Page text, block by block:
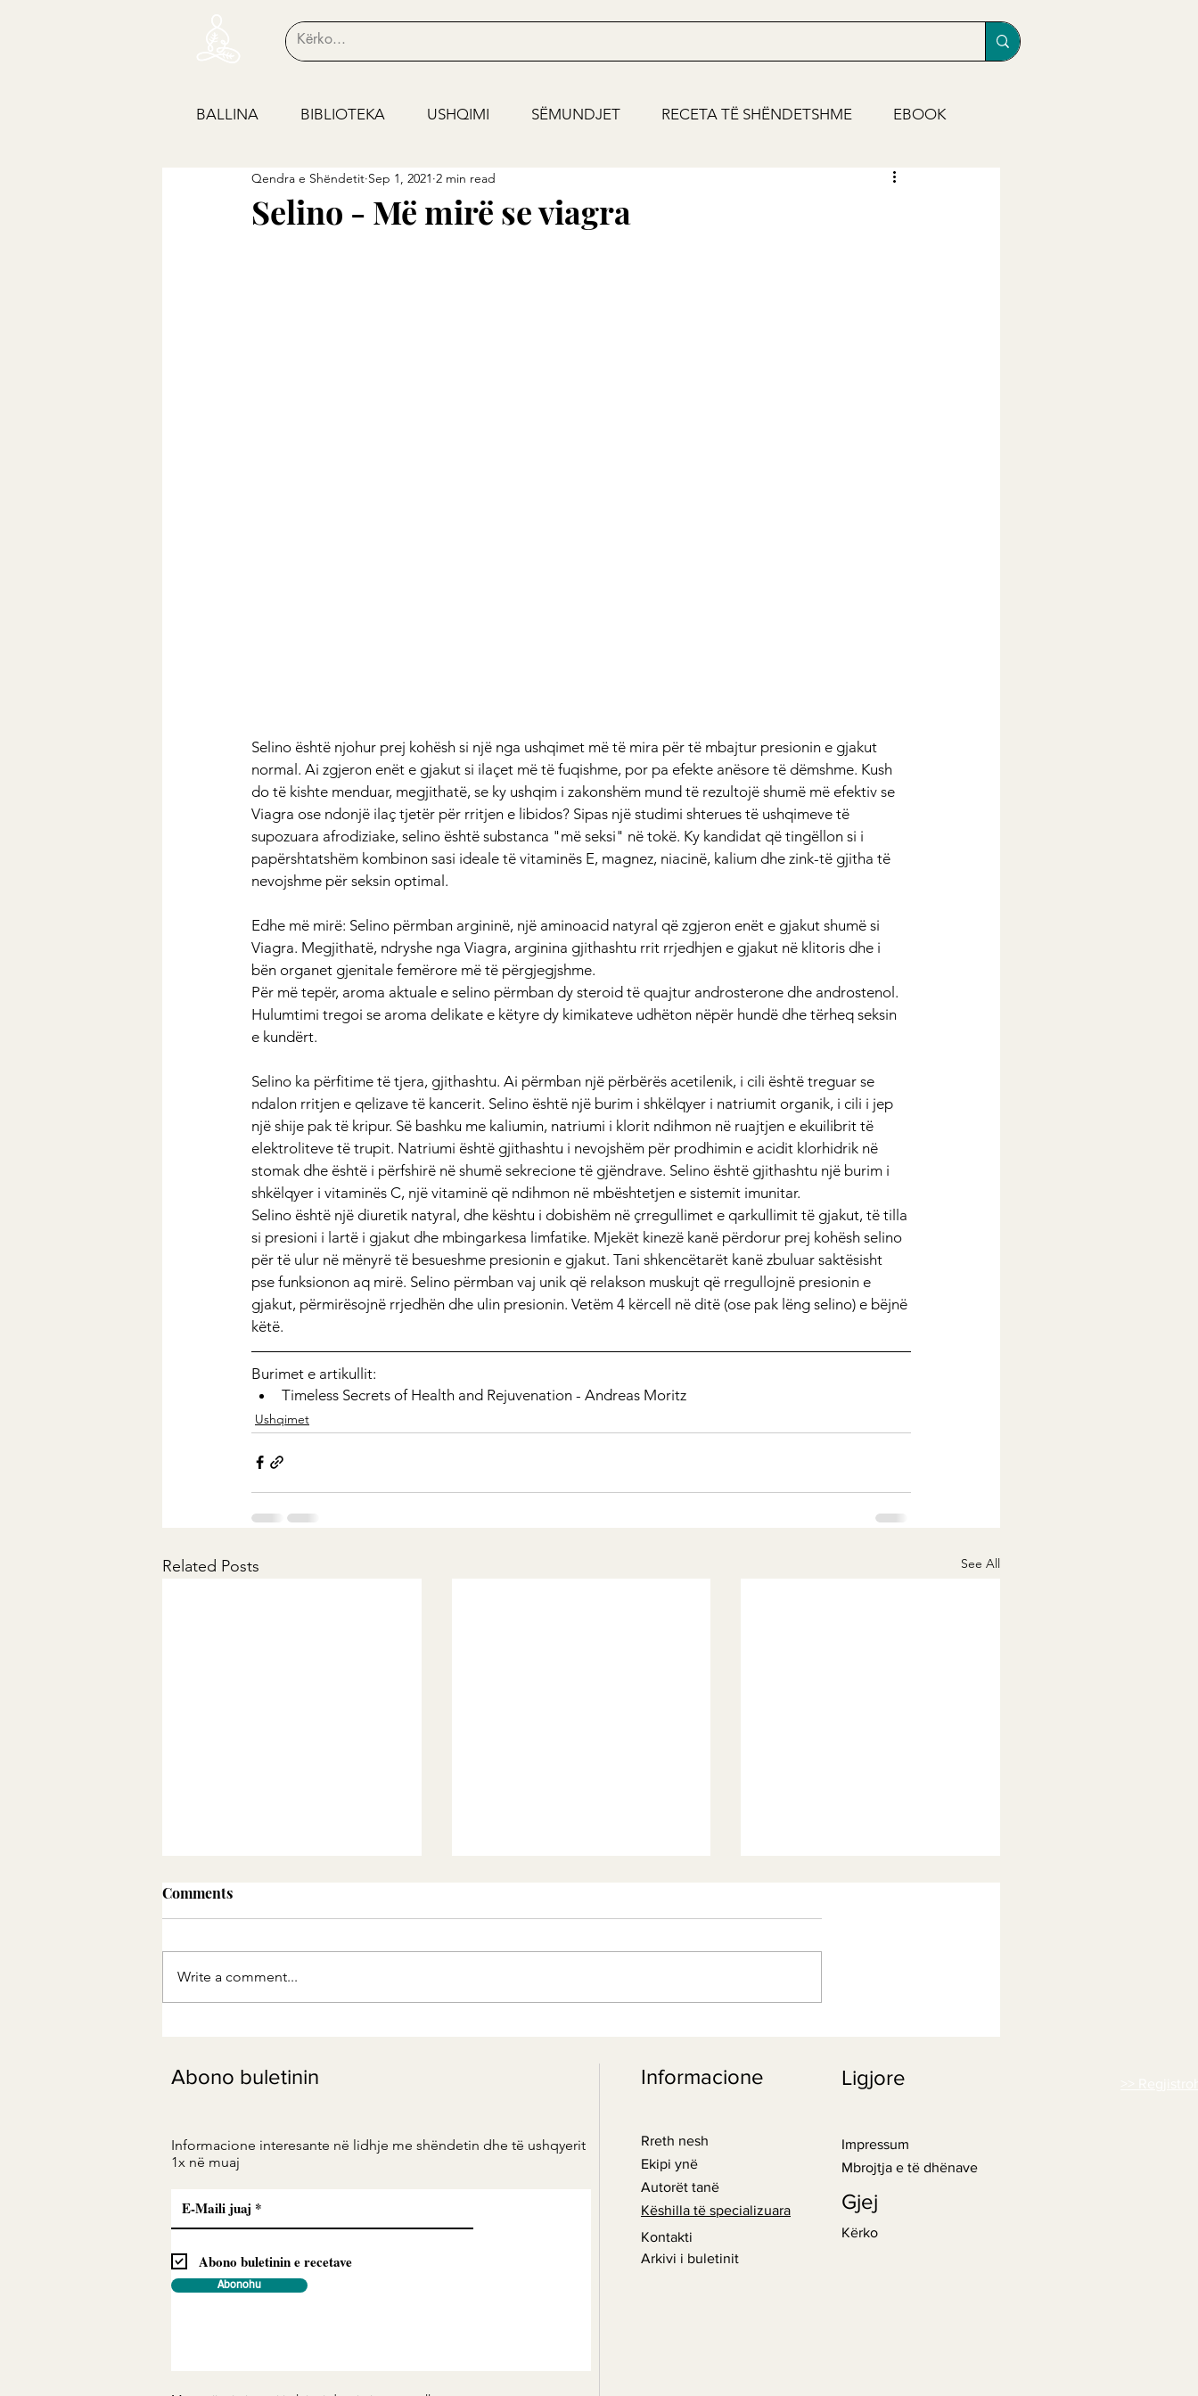
BALLINA BIBLIOTEKA USHQIMI SËMUNDJET RECETA TË SHËNDETSHME EBOOK
Selino - Më mirë se viagra
Qendra e Shëndetit Sep 1, 2021 2 min read
Selino është njohur prej kohësh si një nga ushqimet më të mira për të mbajtur presionin e gjakut
normal. Ai zgjeron enët e gjakut si ilaçet më të fuqishme, por pa efekte anësore të dëmshme. Kush
do të kishte menduar, megjithatë, se ky ushqim i zakonshëm mund të rezultojë shumë më efektiv se
Viagra ose ndonjë ilaç tjetër për rritjen e libidos? Sipas një studimi shterues të ushqimeve të
supozuara afrodiziake, selino është substanca "më seksi" në tokë. Ky kandidat që tingëllon si i
papërshtatshëm kombinon sasi ideale të vitaminës E, magnez, niacinë, kalium dhe zink-të gjitha të
nevojshme për seksin optimal.
Edhe më mirë: Selino përmban argininë, një aminoacid natyral që zgjeron enët e gjakut shumë si
Viagra. Megjithatë, ndryshe nga Viagra, arginina gjithashtu rrit rrjedhjen e gjakut në klitoris dhe i
bën organet gjenitale femërore më të përgjegjshme.
Për më tepër, aroma aktuale e selino përmban dy steroid të quajtur androsterone dhe androstenol.
Hulumtimi tregoi se aroma delikate e këtyre dy kimikateve udhëton nëpër hundë dhe tërheq seksin
e kundërt.
Selino ka përfitime të tjera, gjithashtu. Ai përmban një përbërës acetilenik, i cili është treguar se
ndalon rritjen e qelizave të kancerit. Selino është një burim i shkëlqyer i natriumit organik, i cili i jep
një shije pak të kripur. Së bashku me kaliumin, natriumi i klorit ndihmon në ruajtjen e ekuilibrit të
elektroliteve të trupit. Natriumi është gjithashtu i nevojshëm për prodhimin e acidit klorhidrik në
stomak dhe është i përfshirë në shumë sekrecione të gjëndrave. Selino është gjithashtu një burim i
shkëlqyer i vitaminës C, një vitaminë që ndihmon në mbështetjen e sistemit imunitar.
Selino është një diuretik natyral, dhe kështu i dobishëm në çrregullimet e qarkullimit të gjakut, të tilla
si presioni i lartë i gjakut dhe mbingarkesa limfatike. Mjekët kinezë kanë përdorur prej kohësh selino
për të ulur në mënyrë të besueshme presionin e gjakut. Tani shkencëtarët kanë zbuluar saktësisht
pse funksionon aq mirë. Selino përmban vaj unik që relakson muskujt që rregullojnë presionin e
gjakut, përmirësojnë rrjedhën dhe ulin presionin. Vetëm 4 kërcell në ditë (ose pak lëng selino) e bëjnë
këtë.
Burimet e artikullit:
Timeless Secrets of Health and Rejuvenation - Andreas Moritz
Ushqimet
Related Posts See All
të ndryshme shëndetësore
shëndetësore te kënaqësitë e
Comments
Write a comment...
Abono buletinin
Informacione interesante në lidhje me shëndetin dhe të ushqyerit
1x në muaj
Abono buletinin e recetave
Abonohu
Informacione
Rreth nesh
Ekipi ynë
Autorët tanë
Këshilla të specializuara
Kontakti
Ligjore
Impressum
Mbrojtja e të dhënave
Gjej
Kërko
Arkivi i buletinit